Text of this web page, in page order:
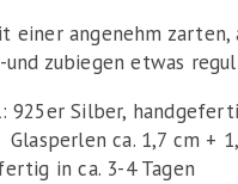
einer angenehm
zubiegen etwas
925er Silber,
ca. 1,7 cm +
in ca. 3-4 Tagen